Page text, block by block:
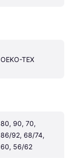
OEKO-TEX
80, 90, 70,
86/92, 68/74,
60, 56/62